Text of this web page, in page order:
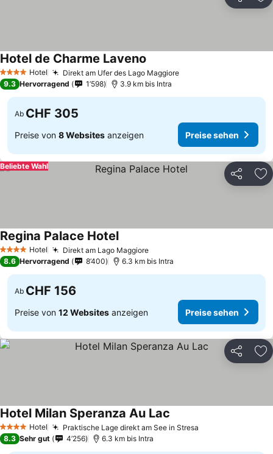
4 Sterne Hotel Direkt am Ufer des Lago Maggiore
Hotel de Charme Laveno
9.3 Hervorragend 1’598 3.9 km bis Intra
Ab CHF 305
Preise von 8 Websites anzeigen Preise sehen
Teilen
Beliebte Wahl
4 Sterne Hotel Direkt am Lago Maggiore
Regina Palace Hotel
8.6 Hervorragend 8’400 6.3 km bis Intra
Ab CHF 156
Preise von 12 Websites anzeigen Preise sehen
Teilen
4 Sterne Hotel Praktische Lage direkt am See in Stresa
Hotel Milan Speranza Au Lac
8.3 Sehr gut 4’256 6.3 km bis Intra